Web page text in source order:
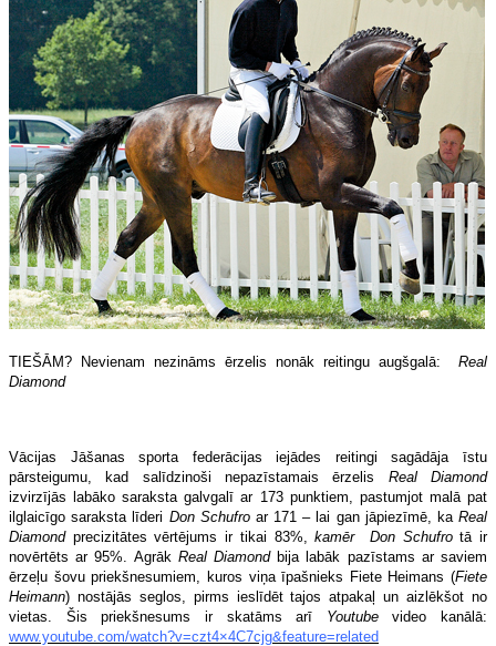
TIEŠĀM? Nevienam nezināms ērzelis nonāk reitingu augšgalā: Real
Diamond
Vācijas Jāšanas sporta federācijas iejādes reitingi sagādāja īstu
pārsteigumu, kad salīdzinoši nepazīstamais ērzelis Real Diamond
izvirzījās labāko saraksta galvgalī ar 173 punktiem, pastumjot malā pat
ilglaicīgo saraksta līderi Don Schufroar 171 – lai gan jāpiezīmē, kaReal
Diamondprecizitātes vērtējums ir tikai 83%,kamēr Don Schufrotā ir
novērtēts ar 95%. Agrāk Real Diamondbija labāk pazīstams ar saviem
ērzeļu šovu priekšnesumiem, kuros viņa īpašnieks Fiete Heimans (Fiete
Heimann) nostājās seglos, pirms ieslīdēt tajos atpakaļ un aizlēkšot no
vietas. Šis priekšnesums ir skatāms arī Youtubevideo kanālā:
www.youtube.com/watch?v=czt4×4C7cjg&feature=related